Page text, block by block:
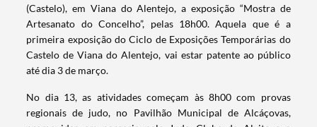
(Castelo), em Viana do Alentejo, a exposição “Mostra de
Artesanato do Concelho”, pelas 18h00. Aquela que é a
primeira exposição do Ciclo de Exposições Temporárias do
Castelo de Viana do Alentejo, vai estar patente ao público
até dia 3 de março.
No dia 13, as atividades começam às 8h00 com provas
regionais de judo, no Pavilhão Municipal de Alcáçovas,